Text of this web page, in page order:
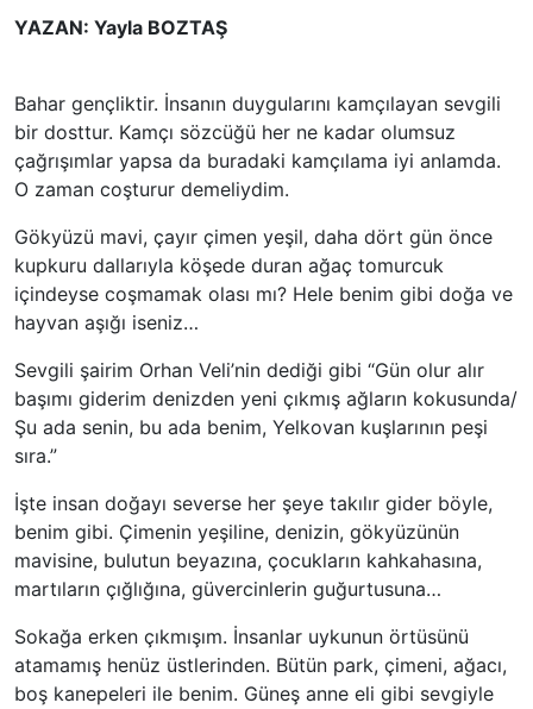
YAZAN: Yayla BOZTAŞ
Bahar gençliktir. İnsanın duygularını kamçılayan sevgili
bir dosttur. Kamçı sözcüğü her ne kadar olumsuz
çağrışımlar yapsa da buradaki kamçılama iyi anlamda.
O zaman coşturur demeliydim.
Gökyüzü mavi, çayır çimen yeşil, daha dört gün önce
kupkuru dallarıyla köşede duran ağaç tomurcuk
içindeyse coşmamak olası mı? Hele benim gibi doğa ve
hayvan aşığı iseniz…
Sevgili şairim Orhan Veli’nin dediği gibi “Gün olur alır
başımı giderim denizden yeni çıkmış ağların kokusunda/
Şu ada senin, bu ada benim, Yelkovan kuşlarının peşi
sıra.”
İşte insan doğayı severse her şeye takılır gider böyle,
benim gibi. Çimenin yeşiline, denizin, gökyüzünün
mavisine, bulutun beyazına, çocukların kahkahasına,
martıların çığlığına, güvercinlerin guğurtusuna…
Sokağa erken çıkmışım. İnsanlar uykunun örtüsünü
atamamış henüz üstlerinden. Bütün park, çimeni, ağacı,
boş kanepeleri ile benim. Güneş anne eli gibi sevgiyle